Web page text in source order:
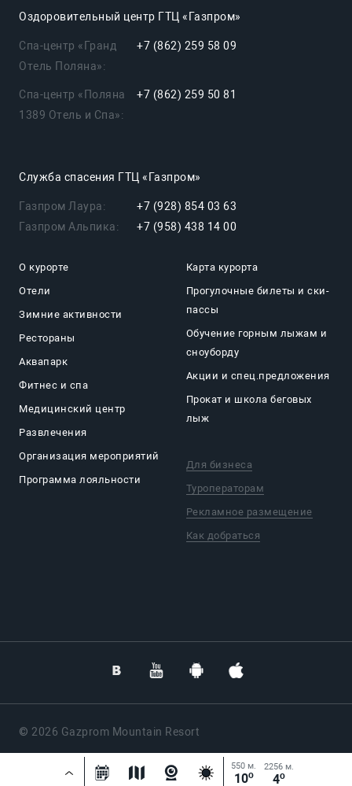
550 м.
10o
2256 м.
4o
Оздоровительный центр ГТЦ «Газпром»
Спа-центр «Гранд
Отель Поляна»:
+7 (862) 259 58 09
Спа-центр «Поляна
1389 Отель и Спа»:
+7 (862) 259 50 81
Служба спасения ГТЦ «Газпром»
Газпром Лаура:
+7 (928) 854 03 63
Газпром Альпика:
+7 (958) 438 14 00
О курорте
Отели
Зимние активности
Рестораны
Аквапарк
Фитнес и спа
Медицинский центр
Развлечения
Организация мероприятий
Программа лояльности
Карта курорта
Прогулочные билеты и ски-
пассы
Обучение горным лыжам и
сноуборду
Акции и спец.предложения
Прокат и школа беговых
лыж
Для бизнеса
Туроператорам
Рекламное размещение
Как добраться
© 2026 Gazprom Mountain Resort
Разработка сайта —Далее